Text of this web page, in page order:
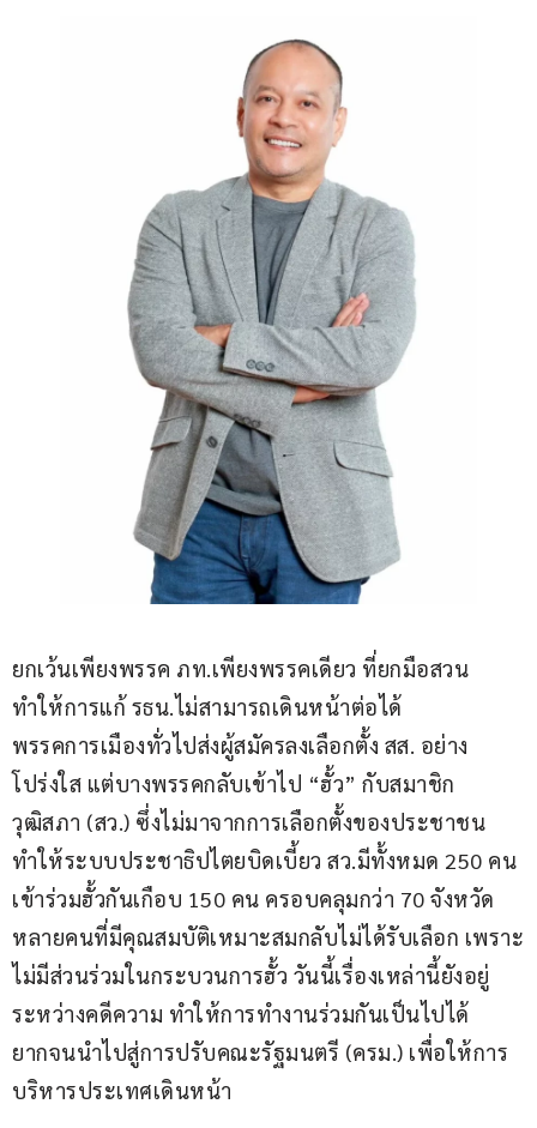
ยกเว้นเพียงพรรค ภท.เพียงพรรคเดียว ที่ยกมือสวน
ทำให้การแก้ รธน.ไม่สามารถเดินหน้าต่อได้
พรรคการเมืองทั่วไปส่งผู้สมัครลงเลือกตั้ง สส. อย่าง
โปร่งใส แต่บางพรรคกลับเข้าไป “ฮั้ว” กับสมาชิก
วุฒิสภา (สว.) ซึ่งไม่มาจากการเลือกตั้งของประชาชน
ทำให้ระบบประชาธิปไตยบิดเบี้ยว สว.มีทั้งหมด 250 คน
เข้าร่วมฮั้วกันเกือบ 150 คน ครอบคลุมกว่า 70 จังหวัด
หลายคนที่มีคุณสมบัติเหมาะสมกลับไม่ได้รับเลือก เพราะ
ไม่มีส่วนร่วมในกระบวนการฮั้ว วันนี้เรื่องเหล่านี้ยังอยู่
ระหว่างคดีความ ทำให้การทำงานร่วมกันเป็นไปได้
ยากจนนำไปสู่การปรับคณะรัฐมนตรี (ครม.) เพื่อให้การ
บริหารประเทศเดินหน้า